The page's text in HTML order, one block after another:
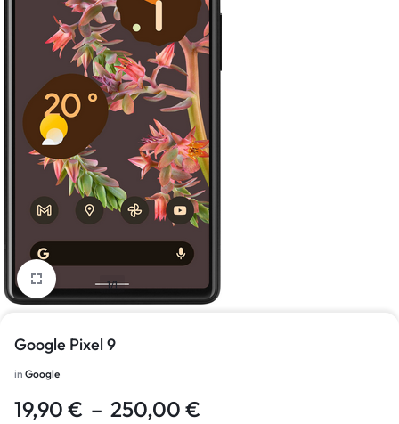
1/1
Google Pixel 9
in Google
19,90 € – 250,00 €